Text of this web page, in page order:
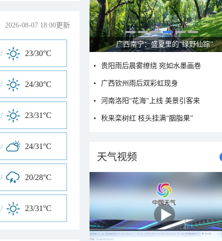
2026-08-07 18:00更新
/ 23/30°C
/ 24/30°C
/ 23/31°C
/ 24/31°C
/ 20/28°C
/ 23/31°C
呼伦贝尔草原 藏着最治愈的蓝天白云
贵阳雨后晨雾缭绕 宛如水墨画卷
广西钦州雨后双彩虹现身
河南洛阳“花海”上线 美景引客来
秋来栾树红 枝头挂满“胭脂果”
天气视频